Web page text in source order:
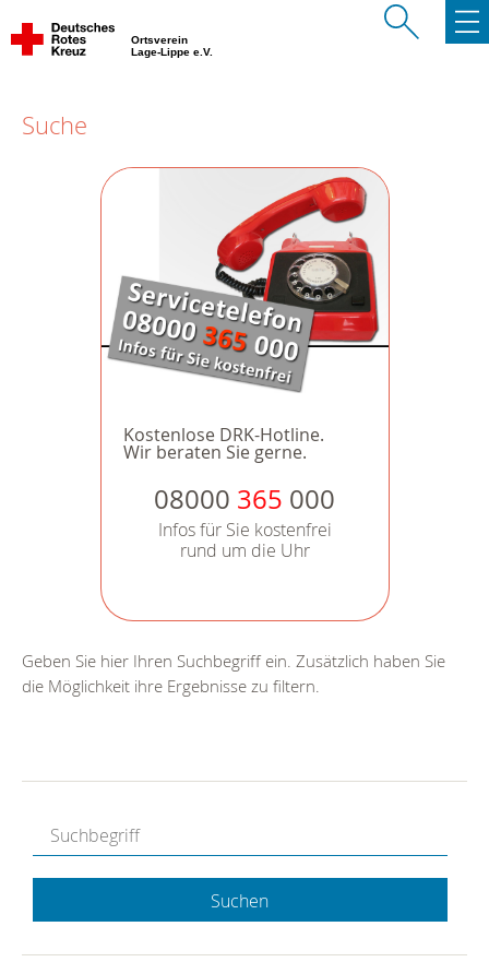
Ortsverein
Lage-Lippe e.V.
Suche
Kostenlose DRK-Hotline.
Wir beraten Sie gerne.
08000 365 000
Infos für Sie kostenfrei
rund um die Uhr
Geben Sie hier Ihren Suchbegriff ein. Zusätzlich haben Sie
die Möglichkeit ihre Ergebnisse zu filtern.
Suchen